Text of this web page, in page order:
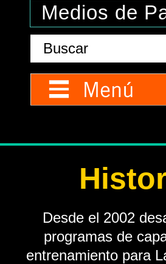
Medios de
Desde el 2002
programas de
entrenamiento para